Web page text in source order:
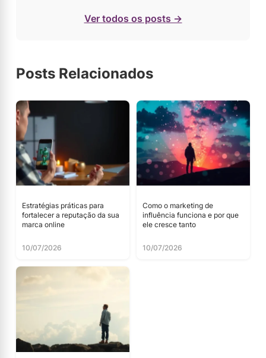
Ver todos os posts →
Posts Relacionados
Estratégias práticas para
fortalecer a reputação da sua
marca online
10/07/2026
Como o marketing de
influência funciona e por que
ele cresce tanto
10/07/2026